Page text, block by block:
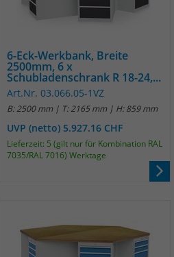
6-Eck-Werkbank, Breite
2500mm, 6 x
Schubladenschrank R 18-24,...
Art.Nr. 03.066.05-1VZ
B: 2500 mm | T: 2165 mm | H: 859 mm
UVP (netto) 5.927.16 CHF
Lieferzeit: 5 (gilt nur für Kombination RAL
7035/RAL 7016) Werktage
wird von Matomo installiert. Das
wird verwendet, um Besucher-,
und Kampagnendaten zu
und die Nutzung der Website für
der Website zu verfolgen.
werde lokal auf unserem Server
und sind damit externen